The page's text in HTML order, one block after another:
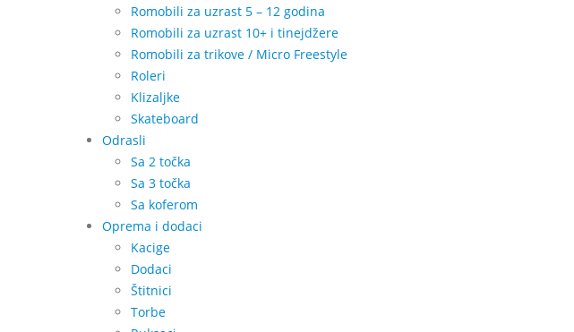
Romobili za uzrast 5 – 12 godina
Romobili za uzrast 10+ i tinejdžere
Romobili za trikove / Micro Freestyle
Roleri
Klizaljke
Skateboard
Odrasli
Sa 2 točka
Sa 3 točka
Sa koferom
Oprema i dodaci
Kacige
Dodaci
Štitnici
Torbe